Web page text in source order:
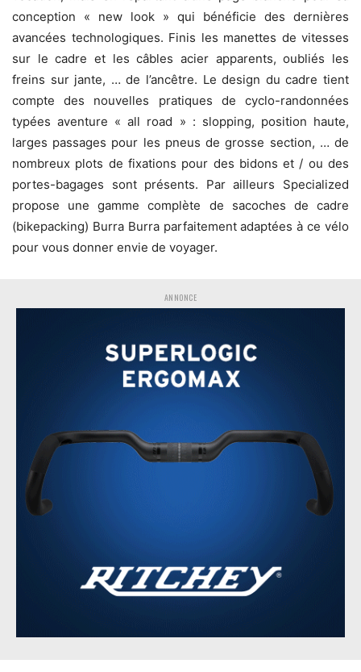
conception « new look » qui bénéficie des dernières
avancées technologiques. Finis les manettes de vitesses
sur le cadre et les câbles acier apparents, oubliés les
freins sur jante, … de l’ancêtre. Le design du cadre tient
compte des nouvelles pratiques de cyclo-randonnées
typées aventure « all road » : slopping, position haute,
larges passages pour les pneus de grosse section, … de
nombreux plots de fixations pour des bidons et / ou des
portes-bagages sont présents. Par ailleurs Specialized
propose une gamme complète de sacoches de cadre
(bikepacking) Burra Burra parfaitement adaptées à ce vélo
pour vous donner envie de voyager.
ANNONCE